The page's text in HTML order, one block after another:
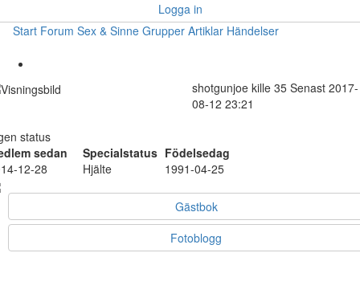
Logga in
Start Forum Sex & Sinne Grupper Artiklar Händelser
shotgunjoe kille 35 Senast 2017-
08-12 23:21
status
sedan
Specialstatus Födelsedag
12-28
Hjälte 1991-04-25
Gästbok
Fotoblogg